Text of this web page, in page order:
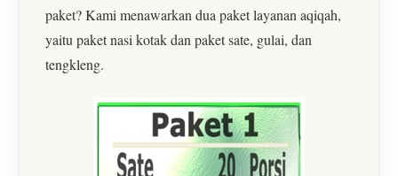
paket? Kami menawarkan dua paket layanan aqiqah,
yaitu paket nasi kotak dan paket sate, gulai, dan
tengkleng.